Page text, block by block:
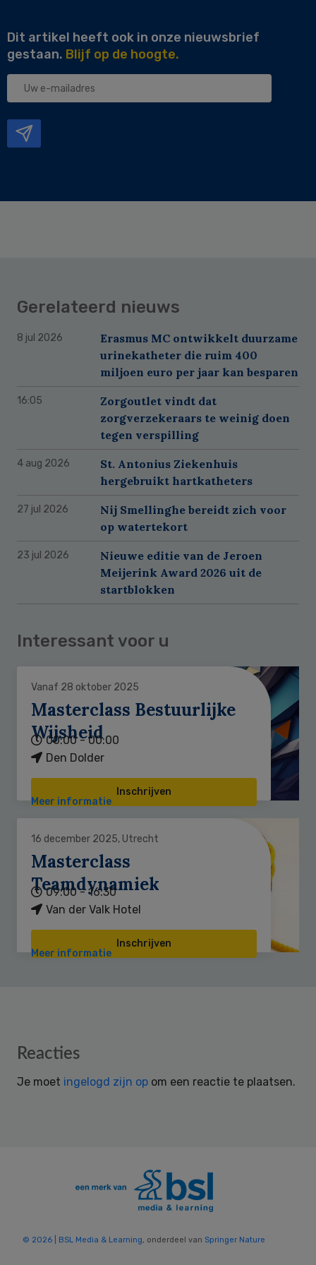
Dit artikel heeft ook in onze nieuwsbrief
gestaan. Blijf op de hoogte.
Uw
Gerelateerd nieuws
8 jul 2026
Erasmus MC ontwikkelt duurzame
urinekatheter die ruim 400
miljoen euro per jaar kan besparen
16:05
Zorgoutlet vindt dat
zorgverzekeraars te weinig doen
tegen verspilling
4 aug 2026
St. Antonius Ziekenhuis
hergebruikt hartkatheters
27 jul 2026
Nij Smellinghe bereidt zich voor
op watertekort
23 jul 2026
Nieuwe editie van de Jeroen
Meijerink Award 2026 uit de
startblokken
Interessant voor u
Vanaf 28 oktober 2025
Masterclass Bestuurlijke
Wijsheid
00:00 - 00:00
Den Dolder
Inschrijven
Meer informatie
16 december 2025, Utrecht
Masterclass
Teamdynamiek
09:00 - 16:30
Van der Valk Hotel
Inschrijven
Meer informatie
Reader
Reacties
Je moet ingelogd zijn op om een reactie te plaatsen.
© 2026 | BSL Media & Learning , onderdeel van Springer Nature